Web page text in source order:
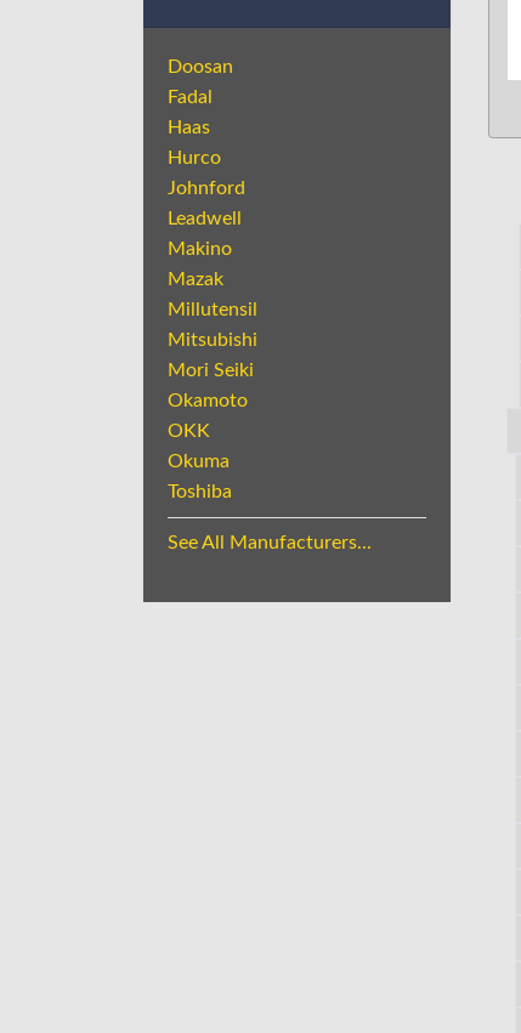
Doosan
Fadal
Haas
Hurco
Johnford
Leadwell
Makino
Mazak
Millutensil
Mitsubishi
Mori Seiki
Okamoto
OKK
Okuma
Toshiba
See All Manufacturers...